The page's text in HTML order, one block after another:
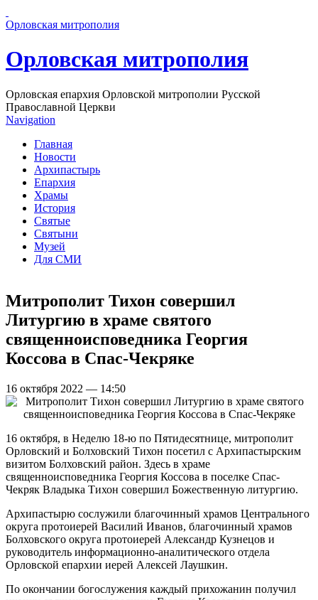
Орловская митрополия
Орловская митрополия
Орловская епархия Орловской митрополии Русской
Православной Церкви
Navigation
Главная
Новости
Архипастырь
Епархия
Храмы
История
Святые
Святыни
Музей
Для СМИ
Митрополит Тихон совершил
Литургию в храме святого
священноисповедника Георгия
Коссова в Спас-Чекряке
16 октября 2022 — 14:50
16 октября, в Неделю 18-ю по Пятидесятнице, митрополит
Орловский и Болховский Тихон посетил с Архипастырским
визитом Болховский район. Здесь в храме
священноисповедника Георгия Коссова в поселке Спас-
Чекряк Владыка Тихон совершил Божественную литургию.
Архипастырю сослужили благочинный храмов Центрального
округа протоиерей Василий Иванов, благочинный храмов
Болховского округа протоиерей Александр Кузнецов и
руководитель информационно-аналитического отдела
Орловской епархии иерей Алексей Лаушкин.
По окончании богослужения каждый прихожанин получил